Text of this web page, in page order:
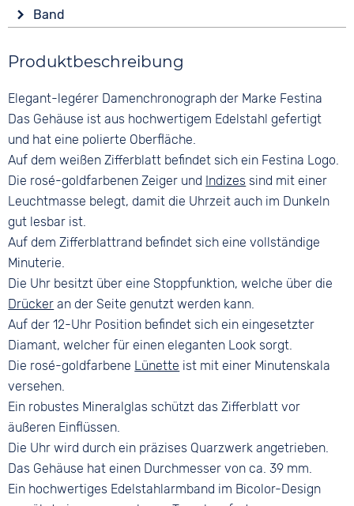
Funktionen
Stoppuhr
Datumsanzeige
Form
Rund
Glas
Farbe
Silber
Analog
Weiß
Ziffern
Keine
Band
Edelstahl
Farbe
Bicolor
Bandschließe
Faltschließe
Produktbeschreibung
Elegant-legérer Damenchronograph der Marke Festina
Das Gehäuse ist aus hochwertigem Edelstahl gefertigt
und hat eine polierte Oberfläche.
Auf dem weißen Zifferblatt befindet sich ein Festina Logo.
Die rosé-goldfarbenen Zeiger und Indizes sind mit einer
Leuchtmasse belegt, damit die Uhrzeit auch im Dunkeln
gut lesbar ist.
Auf dem Zifferblattrand befindet sich eine vollständige
Minuterie.
Die Uhr besitzt über eine Stoppfunktion, welche über die
Drücker an der Seite genutzt werden kann.
Auf der 12-Uhr Position befindet sich ein eingesetzter
Diamant, welcher für einen eleganten Look sorgt.
Die rosé-goldfarbene Lünette ist mit einer Minutenskala
versehen.
Ein robustes Mineralglas schützt das Zifferblatt vor
äußeren Einflüssen.
Die Uhr wird durch ein präzises Quarzwerk angetrieben.
Das Gehäuse hat einen Durchmesser von ca. 39 mm.
Ein hochwertiges Edelstahlarmband im Bicolor-Design